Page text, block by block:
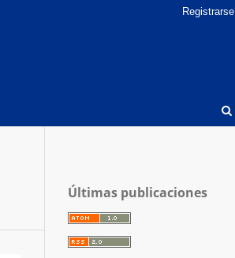
Registrarse
Últimas publicaciones